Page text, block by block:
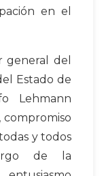
en el
general del
Estado de
Lehmann
compromiso
y todos
de la